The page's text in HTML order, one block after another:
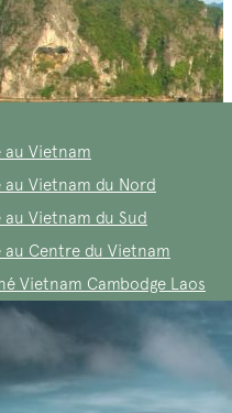
au Vietnam
au Vietnam du Nord
au Vietnam du Sud
au Centre du Vietnam
Vietnam Cambodge Laos